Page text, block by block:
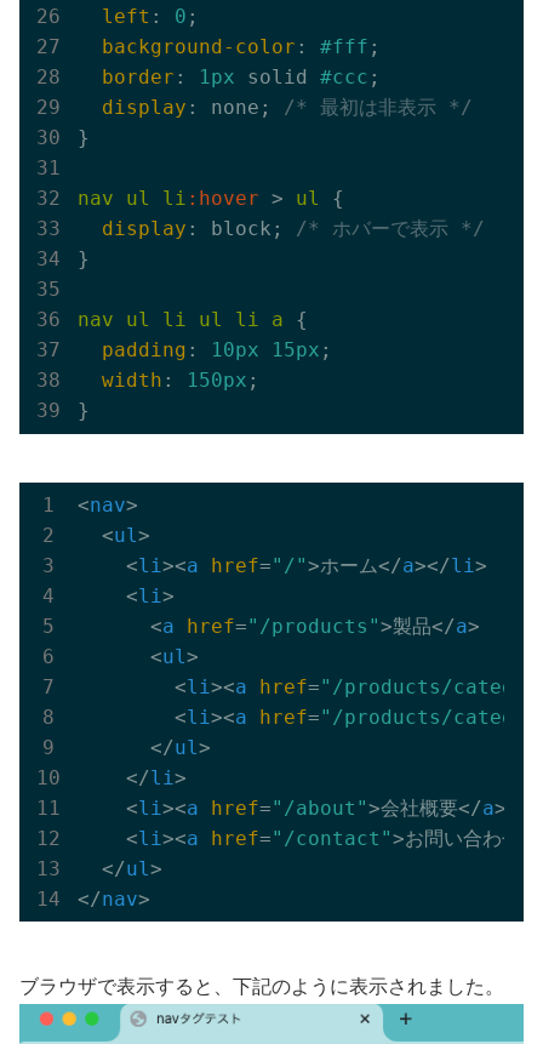
left : 0 ;
background-color : #fff ;
border : 1px solid #ccc ;
display : none; /* 最初は非表示 */
}
nav ul li :hover > ul
{
display : block; /* ホバーで表示 */
}
nav ul li ul li a {
padding : 10px 15px ;
width : 150px ;
<nav>
<ul>
<li><a href="/">ホーム</a></li>
<li>
<a href="/products">製品</a>
<ul>
<li><a href="/products/
<li><a href="/products/
</ul>
</li>
<li><a href="/about">会社概要</a>
<li><a href="/contact">お問い合わせ
</ul>
</nav>
ブラウザで表示すると、下記のように表示されました。